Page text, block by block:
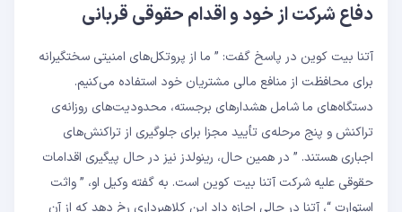
دفاع شرکت از خود و اقدام حقوقی قربانی
آتنا بیت‌ کوین در پاسخ گفت: ” ما از پروتکل‌های امنیتی سختگیرانه
برای محافظت از منافع مالی مشتریان خود استفاده می‌کنیم.
دستگاه‌های ما شامل هشدارهای برجسته، محدودیت‌های روزانه‌ی
تراکنش و پنج مرحله‌ی تأیید مجزا برای جلوگیری از تراکنش‌های
اجباری هستند. ” در همین حال، رینولدز نیز در حال پیگیری اقدامات
حقوقی علیه شرکت آتنا بیت‌ کوین است. به گفته‌ وکیل او، ” واثت
استوارت “، آتنا در حالی اجازه داد این کلاهبرداری رخ دهد که از آن